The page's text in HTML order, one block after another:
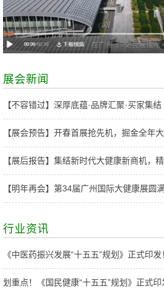
展会新闻
【明年再会】第34届广州国际大健康展圆
行业资讯